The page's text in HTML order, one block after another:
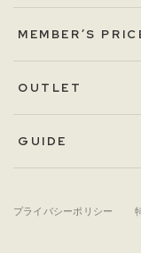
MEMBER’S
OUTLET
GUIDE
プライバシーポリシー